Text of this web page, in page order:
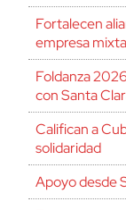
Fortalecen
empresa
Foldanza
con Santa
Califican a
solidaridad
Apoyo desde